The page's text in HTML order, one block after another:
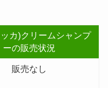
カ)クリームシャンプ
ーの販売状況
販売なし